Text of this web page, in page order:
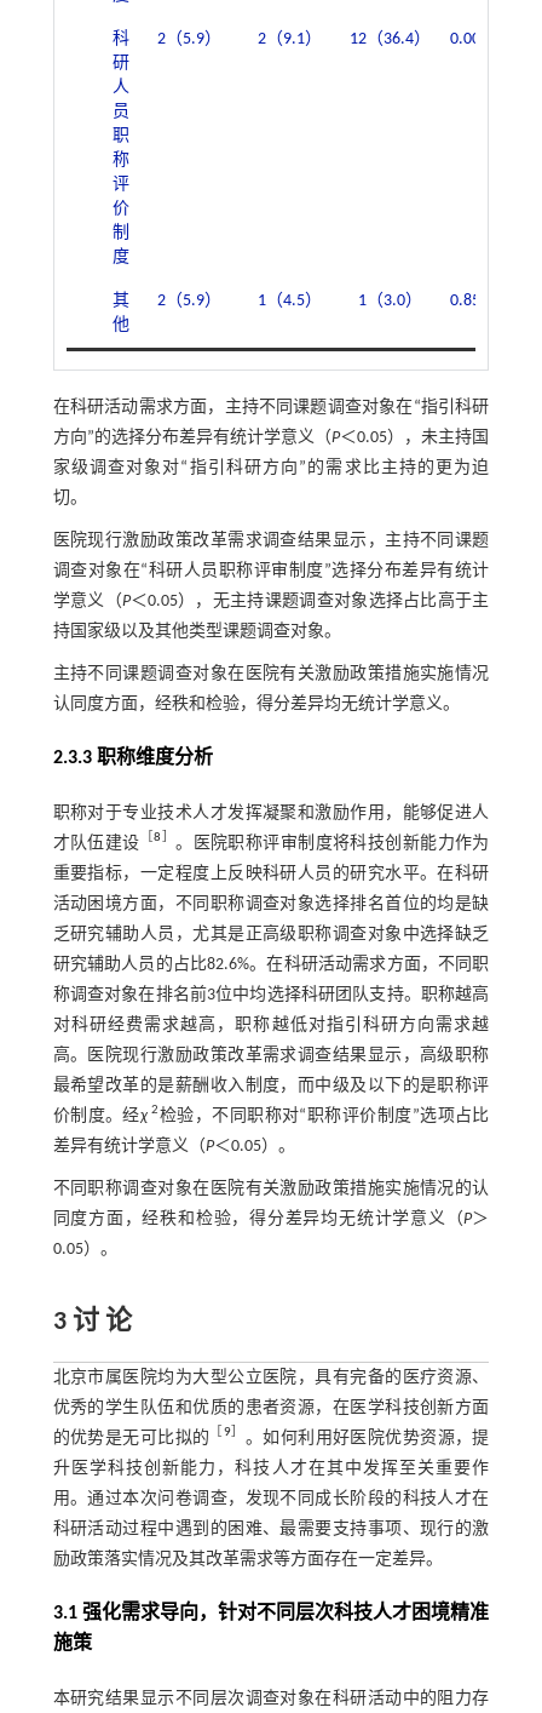
科
研
人
员
职
称
评
价
制
度
2（5.9） 2（9.1） 12（36.4） 0.002
其
他
2（5.9） 1（4.5） 1（3.0） 0.853
在科研活动需求方面，主持不同课题调查对象在“指引科研
方向”的选择分布差异有统计学意义（P＜0.05），未主持国
家级调查对象对“指引科研方向”的需求比主持的更为迫
切。
医院现行激励政策改革需求调查结果显示，主持不同课题
调查对象在“科研人员职称评审制度”选择分布差异有统计
学意义（P＜0.05），无主持课题调查对象选择占比高于主
持国家级以及其他类型课题调查对象。
主持不同课题调查对象在医院有关激励政策措施实施情况
认同度方面，经秩和检验，得分差异均无统计学意义。
2.3.3 职称维度分析
职称对于专业技术人才发挥凝聚和激励作用，能够促进人
才队伍建设 ［8］ 。医院职称评审制度将科技创新能力作为
重要指标，一定程度上反映科研人员的研究水平。在科研
活动困境方面，不同职称调查对象选择排名首位的均是缺
乏研究辅助人员，尤其是正高级职称调查对象中选择缺乏
研究辅助人员的占比82.6%。在科研活动需求方面，不同职
称调查对象在排名前3位中均选择科研团队支持。职称越高
对科研经费需求越高，职称越低对指引科研方向需求越
高。医院现行激励政策改革需求调查结果显示，高级职称
最希望改革的是薪酬收入制度，而中级及以下的是职称评
价制度。经χ 2检验，不同职称对“职称评价制度”选项占比
差异有统计学意义（P＜0.05）。
不同职称调查对象在医院有关激励政策措施实施情况的认
同度方面，经秩和检验，得分差异均无统计学意义（P＞
0.05）。
3 讨 论
北京市属医院均为大型公立医院，具有完备的医疗资源、
优秀的学生队伍和优质的患者资源，在医学科技创新方面
的优势是无可比拟的
［9］ 。如何利用好医院优势资源，提
升医学科技创新能力，科技人才在其中发挥至关重要作
用。通过本次问卷调查，发现不同成长阶段的科技人才在
科研活动过程中遇到的困难、最需要支持事项、现行的激
励政策落实情况及其改革需求等方面存在一定差异。
3.1 强化需求导向，针对不同层次科技人才困境精准
施策
本研究结果显示不同层次调查对象在科研活动中的阻力存